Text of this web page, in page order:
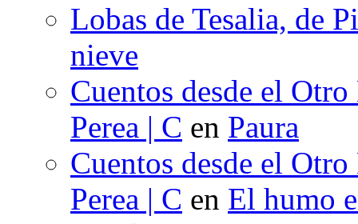
Lobas de Tesalia, de
nieve
Cuentos desde el
Perea | C en Paura
Cuentos desde el
Perea | C en El humo